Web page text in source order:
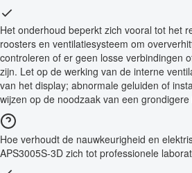
Het onderhoud beperkt zich vooral tot het
roosters en ventilatiesysteem om
controleren of er geen losse verbindingen
zijn. Let op de werking van de interne
van het display; abnormale geluiden of
wijzen op de noodzaak van een grondigere
Hoe verhoudt de nauwkeurigheid en
APS3005S-3D zich tot professionele